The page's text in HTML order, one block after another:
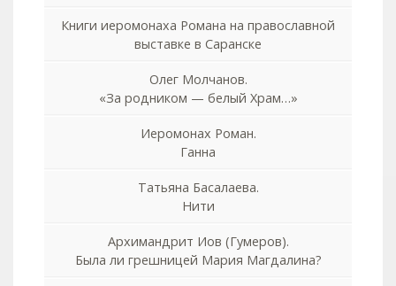
Книги иеромонаха Романа на православной
выставке в Саранске
Олег Молчанов.
«За родником — белый Храм…»
Иеромонах Роман.
Ганна
Татьяна Басалаева.
Нити
Архимандрит Иов (Гумеров).
Была ли грешницей Мария Магдалина?